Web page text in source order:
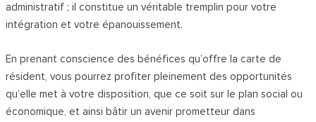
administratif ; il constitue un véritable tremplin pour votre
intégration et votre épanouissement.
En prenant conscience des bénéfices qu’offre la carte de
résident, vous pourrez profiter pleinement des opportunités
qu’elle met à votre disposition, que ce soit sur le plan social ou
économique, et ainsi bâtir un avenir prometteur dans